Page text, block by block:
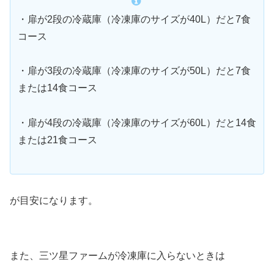
・扉が2段の冷蔵庫（冷凍庫のサイズが40L）だと7食
コース
・扉が3段の冷蔵庫（冷凍庫のサイズが50L）だと7食
または14食コース
・扉が4段の冷蔵庫（冷凍庫のサイズが60L）だと14食
または21食コース
が目安になります。
また、三ツ星ファームが冷凍庫に入らないときは